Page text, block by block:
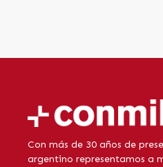
Con más de 30 años de
argentino representamos a